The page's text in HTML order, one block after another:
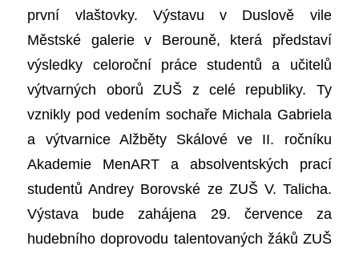
první vlaštovky. Výstavu v Duslově vile
Městské galerie v Berouně, která představí
výsledky celoroční práce studentů a učitelů
výtvarných oborů ZUŠ z celé republiky. Ty
vznikly pod vedením sochaře Michala Gabriela
a výtvarnice Alžběty Skálové ve II. ročníku
Akademie MenART a absolventských prací
studentů Andrey Borovské ze ZUŠ V. Talicha.
Výstava bude zahájena 29. července za
hudebního doprovodu talentovaných žáků ZUŠ